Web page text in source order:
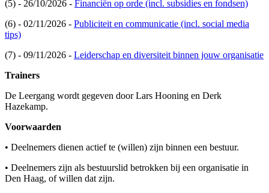
(5) - 26/10/2026 - Financiën op orde (incl. subsidies en fondsen)
(6) - 02/11/2026 - Publiciteit en communicatie (incl. social media
tips)
(7) - 09/11/2026 - Leiderschap en diversiteit binnen jouw organisatie
Trainers
De Leergang wordt gegeven door Lars Hooning en Derk
Hazekamp.
Voorwaarden
• Deelnemers dienen actief te (willen) zijn binnen een bestuur.
• Deelnemers zijn als bestuurslid betrokken bij een organisatie in
Den Haag, of willen dat zijn.